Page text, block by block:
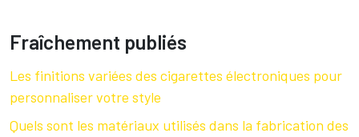
Fraîchement publiés
Les finitions variées des cigarettes électroniques pour
personnaliser votre style
Quels sont les matériaux utilisés dans la fabrication des